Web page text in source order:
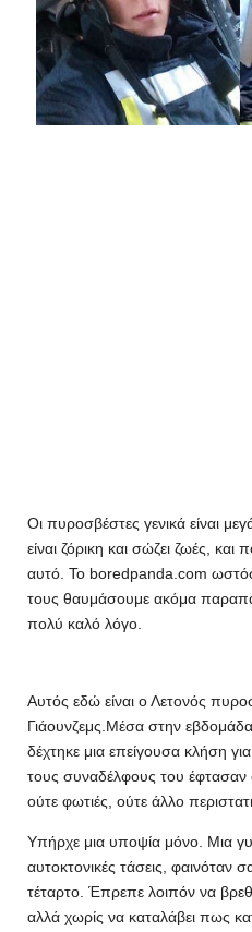
Οι πυροσβέστες γενικά είναι
είναι ζόρικη και σώζει ζωές,
αυτό. Το boredpanda.com
τους θαυμάσουμε ακόμα
πολύ καλό λόγο.
Αυτός εδώ είναι ο Λετονός
Γιάουνζεμς.Μέσα στην
δέχτηκε μια επείγουσα κλήση
τους συναδέλφους του έφτασαν
ούτε φωτιές, ούτε άλλο
Υπήρχε μια υποψία μόνο. Μια
αυτοκτονικές τάσεις, φαινόταν
τέταρτο. Έπρεπε λοιπόν να
αλλά χωρίς να καταλάβει πως